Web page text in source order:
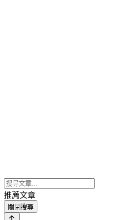
推薦文章
關閉搜尋